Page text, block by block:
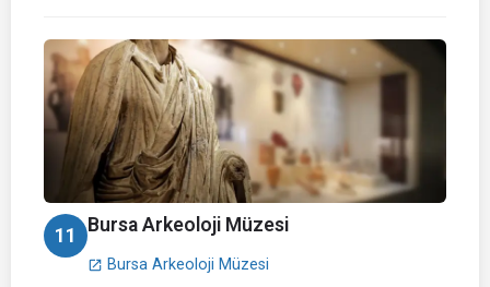
11 Bursa Arkeoloji Müzesi
open_in_new Bursa Arkeoloji Müzesi